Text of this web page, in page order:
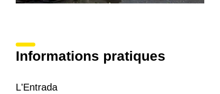
Informations pratiques
L'Entrada